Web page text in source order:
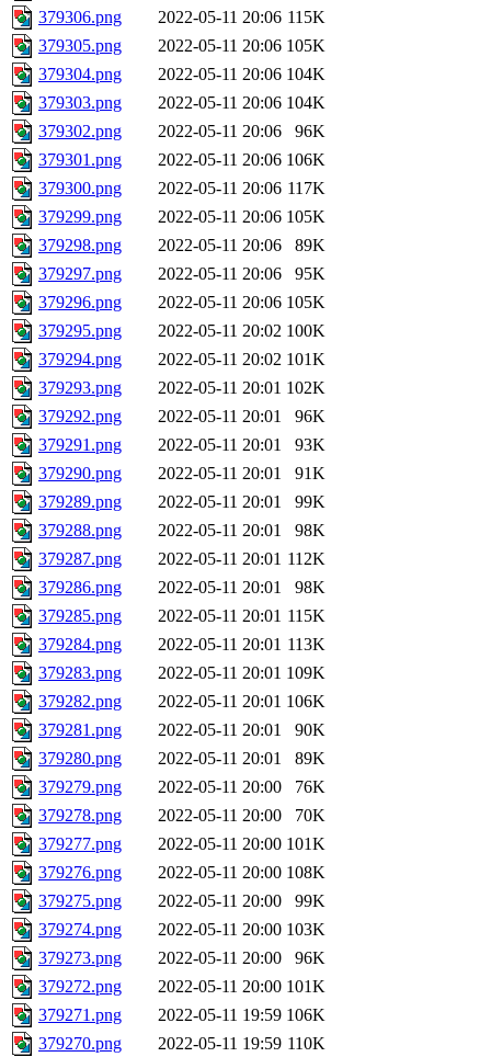
379306.png
2022-05-11 20:06 115K
379305.png
2022-05-11 20:06 105K
379304.png
2022-05-11 20:06 104K
379303.png
2022-05-11 20:06 104K
379302.png
2022-05-11 20:06
96K
379301.png
2022-05-11 20:06 106K
379300.png
2022-05-11 20:06 117K
379299.png
2022-05-11 20:06 105K
379298.png
2022-05-11 20:06
89K
379297.png
2022-05-11 20:06
95K
379296.png
2022-05-11 20:06 105K
379295.png
2022-05-11 20:02 100K
379294.png
2022-05-11 20:02 101K
379293.png
2022-05-11 20:01 102K
379292.png
2022-05-11 20:01
96K
379291.png
2022-05-11 20:01
93K
379290.png
2022-05-11 20:01
91K
379289.png
2022-05-11 20:01
99K
379288.png
2022-05-11 20:01
98K
379287.png
2022-05-11 20:01 112K
379286.png
2022-05-11 20:01
98K
379285.png
2022-05-11 20:01 115K
379284.png
2022-05-11 20:01 113K
379283.png
2022-05-11 20:01 109K
379282.png
2022-05-11 20:01 106K
379281.png
2022-05-11 20:01
90K
379280.png
2022-05-11 20:01
89K
379279.png
2022-05-11 20:00
76K
379278.png
2022-05-11 20:00
70K
379277.png
2022-05-11 20:00 101K
379276.png
2022-05-11 20:00 108K
379275.png
2022-05-11 20:00
99K
379274.png
2022-05-11 20:00 103K
379273.png
2022-05-11 20:00
96K
379272.png
2022-05-11 20:00 101K
379271.png
2022-05-11 19:59 106K
379270.png
2022-05-11 19:59 110K